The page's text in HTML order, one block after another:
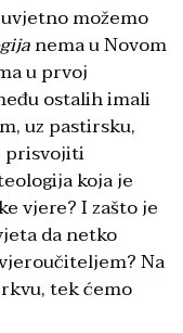
možemo
nema u Novom
u prvoj
ostalih imali
uz pastirsku,
prisvojiti
koja je
vjere? I zašto je
da netko
Na
tek ćemo